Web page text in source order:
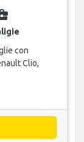
con
Clio,